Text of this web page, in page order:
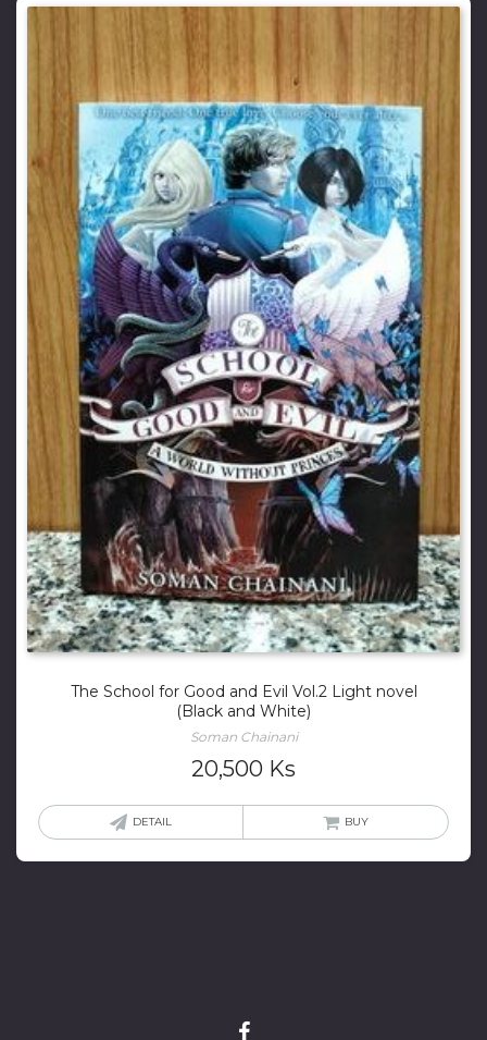
The School for Good and Evil Vol.2 Light novel
(Black and White)
Soman Chainani
20,500 Ks
DETAIL BUY